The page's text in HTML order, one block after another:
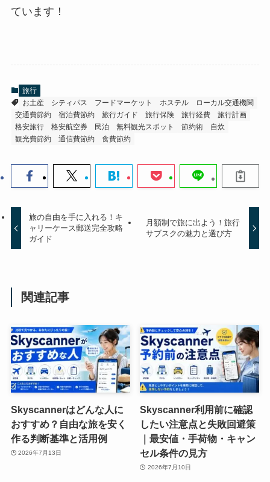
ています！
旅行
お土産
シティパス フードマーケット ホステル
ローカル交通機関
交通費節約
宿泊費節約 旅行ガイド 旅行保険 旅行経費
旅行計画
格安旅行
格安航空券 民泊 無料観光スポット 節約術
自炊
観光費節約
通信費節約 食費節約
旅の自由を手に入れる！キ
ャリーケース郵送完全攻略
ガイド
月額制で旅に出よう！旅行
サブスクの魅力と選び方
関連記事
Skyscannerはどんな人に
おすすめ？自由な旅を安く
作る判断基準と活用例
2026年7月13日
Skyscanner利用前に確認
したい注意点と失敗回避策
｜最安値・手荷物・キャン
セル条件の見方
2026年7月10日